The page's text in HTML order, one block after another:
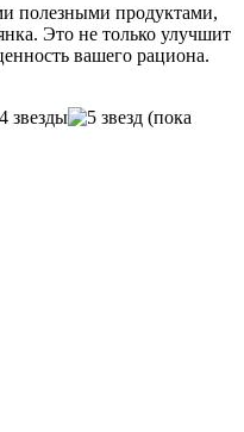
полезными продуктами,
Это не только улучшит
вашего рациона.
(пока